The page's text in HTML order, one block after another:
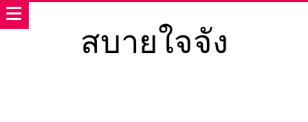
สบายใจจัง